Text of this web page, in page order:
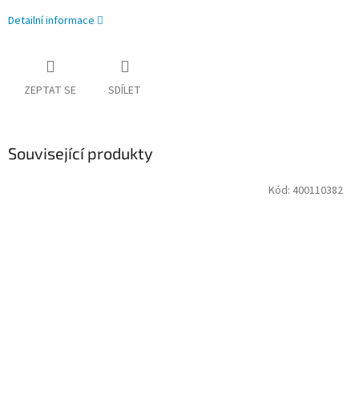
Detailní informace
ZEPTAT SE SDÍLET
Související produkty
Kód: 400110382